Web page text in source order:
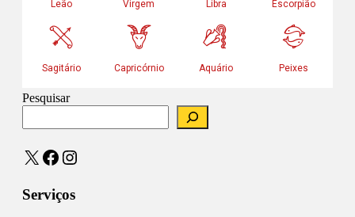
Pesquisar
X Facebook
Instagram
Serviços